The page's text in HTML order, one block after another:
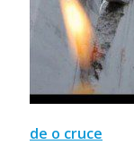
de o cruce